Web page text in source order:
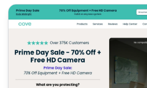
Programma di affiliazione Covesmart